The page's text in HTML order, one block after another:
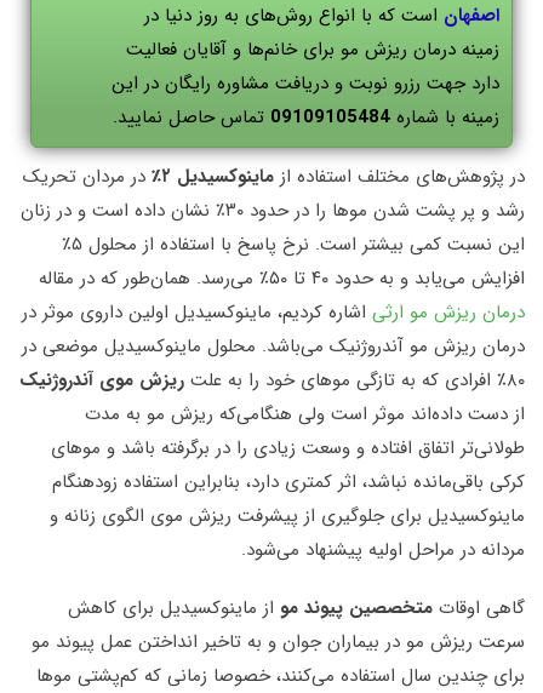
اصفهان است که با انواع روش‌های به روز دنیا در
زمینه درمان ریزش مو برای خانم‌ها و آقایان فعالیت
دارد جهت رزرو نوبت و دریافت مشاوره رایگان در این
زمینه با شماره 09109105484 تماس حاصل نمایید.
در پژوهش‌های مختلف استفاده از ماینوکسیدیل ۲٪
در مردان تحریک
رشد و پر پشت شدن موها را در حدود ۳۰٪ نشان داده است و در زنان
این نسبت کمی بیشتر است. نرخ پاسخ با استفاده از محلول ۵٪
افزایش می‌یابد و به حدود ۴۰ تا ۵۰٪ می‌رسد. همان‌طور که در مقاله
درمان ریزش مو ارثی اشاره کردیم، ماینوکسیدیل اولین داروی موثر در
درمان ریزش مو آندروژنیک می‌باشد. محلول ماینوکسیدیل موضعی در
۸۰٪ افرادی که به تازگی موهای خود را به علت
ریزش موی آندروژنیک
از دست داده‌اند موثر است ولی هنگامی‌که ریزش مو به مدت
طولانی‌تر اتفاق افتاده و وسعت زیادی را در برگرفته باشد و موهای
کرکی باقی‌مانده نباشد، اثر کمتری دارد، بنابراین استفاده زودهنگام
ماینوکسیدیل برای جلوگیری از پیشرفت ریزش موی الگوی زنانه و
مردانه در مراحل اولیه پیشنهاد می‌شود.
گاهی اوقات متخصصین پیوند مو از ماینوکسیدیل برای کاهش
سرعت ریزش مو در بیماران جوان و به تاخیر انداختن عمل پیوند مو
برای چندین سال استفاده می‌کنند، خصوصا زمانی که کم‌پشتی موها